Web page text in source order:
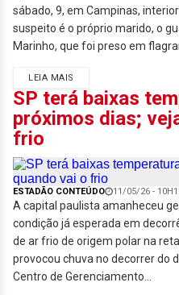
sábado, 9, em Campinas,
suspeito é o próprio marido, o
Marinho, que foi preso em
LEIA MAIS
SP terá baixas
próximos dias;
frio
ESTADÃO CONTEÚDO 11/05/26 -
A capital paulista amanheceu
condição já esperada em
de ar frio de origem polar na
provocou chuva no decorrer do
Centro de Gerenciamento...